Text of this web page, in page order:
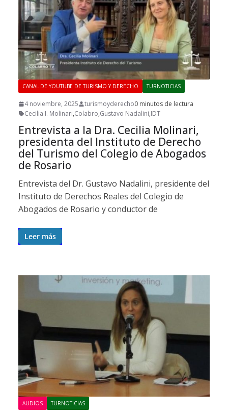
CANAL DE YOUTUBE DE TURISMO Y DERECHO TURNOTICIAS
4 noviembre, 2025 turismoyderecho0 minutos de lectura
Cecilia I. Molinari,Colabro,Gustavo Nadalini,IDT
Entrevista a la Dra. Cecilia Molinari,
presidenta del Instituto de Derecho
del Turismo del Colegio de Abogados
de Rosario
Entrevista del Dr. Gustavo Nadalini, presidente del
Instituto de Derechos Reales del Colegio de
Abogados de Rosario y conductor de
Leer más
AUDIOS TURNOTICIAS